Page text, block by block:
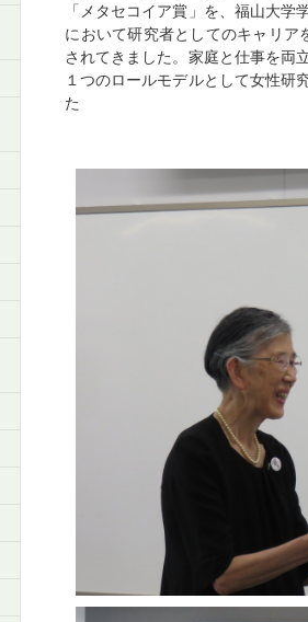
「メタセコイア賞」を、福山大
において研究者としてのキャリ
されてきました。家庭と仕事を両
１つのロールモデルとして女性研
た